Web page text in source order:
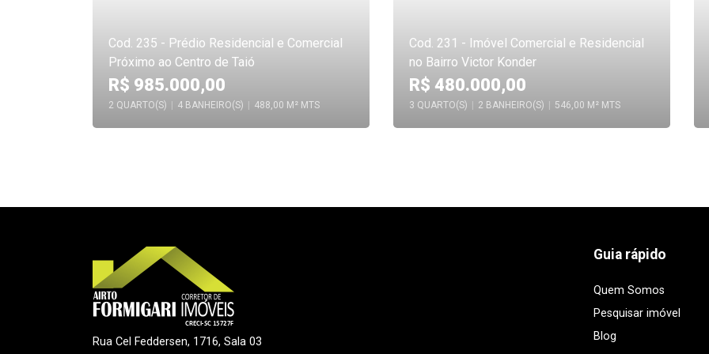
Cod. 235 - Prédio Residencial e Comercial
Próximo ao Centro de Taió
R$ 985.000,00
2 QUARTO(S) | 4 BANHEIRO(S) | 488,00 M² MTS
Cod. 231 - Imóvel Comercial e Residencial
no Bairro Victor Konder
R$ 480.000,00
3 QUARTO(S) | 2 BANHEIRO(S) | 546,00 M² MTS
Rua Cel Feddersen, 1716, Sala 03
Guia rápido
Quem Somos
Pesquisar imóvel
Blog